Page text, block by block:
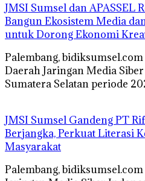
JMSI Sumsel dan APASSEL
Bangun Ekosistem Media
untuk Dorong Ekonomi
Palembang,
Daerah Jaringan Media
Sumatera Selatan periode
JMSI Sumsel Gandeng PT
Berjangka, Perkuat Literasi
Masyarakat
Palembang,